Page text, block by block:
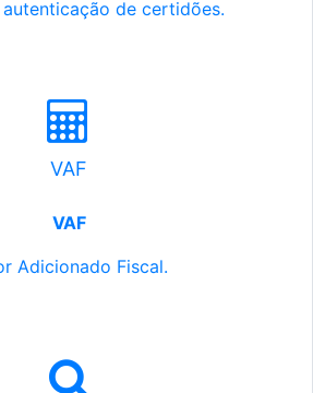
autenticação de certidões.
VAF
VAF
Adicionado Fiscal.